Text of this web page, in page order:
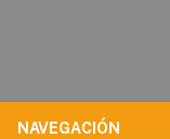
NAVEGACIÓN